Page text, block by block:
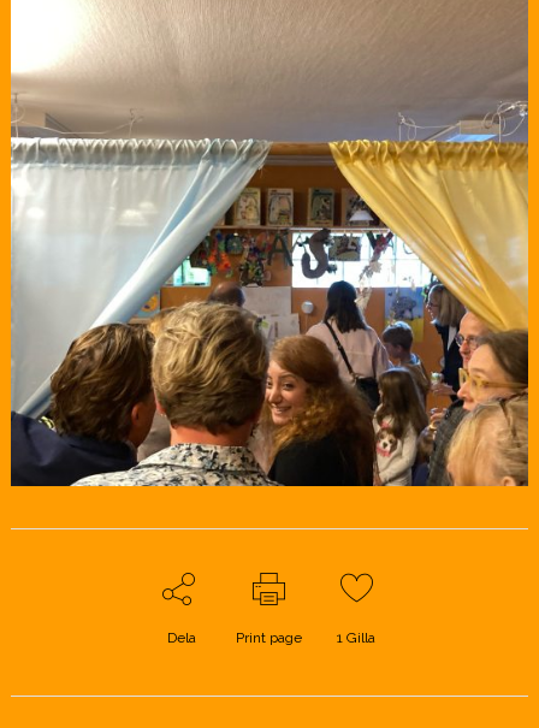
Dela Print page 1 Gilla